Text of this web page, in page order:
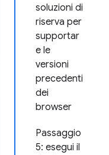
soluzioni di
riserva per
supportar
e le
versioni
precedenti
dei
browser
Passaggio
5: esegui il